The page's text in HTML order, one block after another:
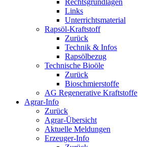
Rechtsgrundlagen
Links
Unterrichtsmaterial
Rapsöl-Kraftstoff
Zurück
Technik & Infos
Rapsölbezug
Technische Bioöle
Zurück
Bioschmierstoffe
AG Regenerative Kraftstoffe
Agrar-Info
Zurück
Agrar-Übersicht
Aktuelle Meldungen
Erzeuger-Info